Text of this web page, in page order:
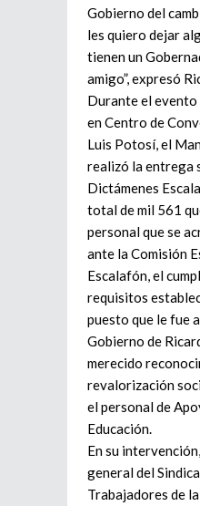
Gobierno del
les quiero dejar
tienen un
amigo”, expresó
Durante el
en Centro de
Luis Potosí, el
realizó la entrega
Dictámenes
total de mil 561
personal que se
ante la Comisión
Escalafón, el
requisitos
puesto que le fue
Gobierno de
merecido
revalorización
el personal de
Educación.
En su
general del
Trabajadores de